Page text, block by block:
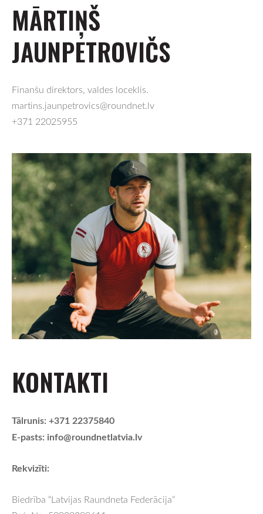
MĀRTIŅŠ
JAUNPETROVIČS
Finanšu direktors, valdes loceklis.
martins.jaunpetrovics@roundnet.lv
+371 22025955
KONTAKTI
Tālrunis: +371 22375840
E-pasts: info@roundnetlatvia.lv
Rekvizīti: